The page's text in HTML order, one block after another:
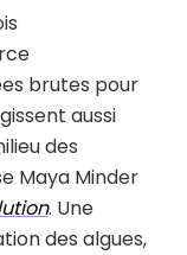
brutes pour
aussi
des
Maya Minder
. Une
des algues,